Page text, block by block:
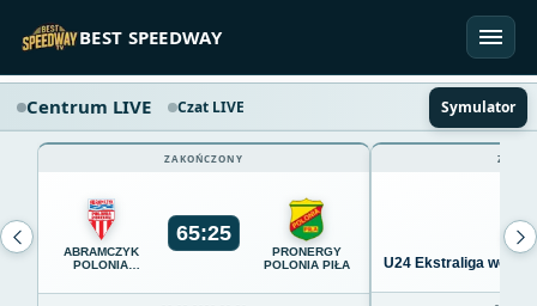
BEST SPEEDWAY
Centrum LIVE Czat LIVE Symulator
ZAKOŃCZONY
ABRAMCZYK
POLONIA
65:25
PRONERGY
POLONIA PIŁA
U24 Ekstraliga we